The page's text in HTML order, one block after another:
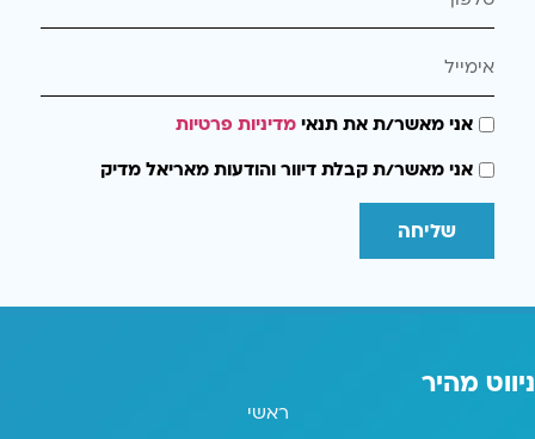
אני מאשר/ת את תנאימדיניות פרטיות
אני מאשר/ת קבלת דיוור והודעות מאריאל מדיק
שליחה
ניווט מהיר
ראשי